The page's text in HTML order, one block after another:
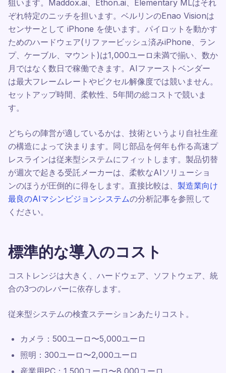
狙います。Maddox.ai、Ethon.ai、Elementary MLはそれ
ぞれ特定のニッチを担います。ベルリンのEnao Visionは
センサーとして iPhone を使います。パイロットを動かす
ためのハードウェア(リファービッシュ済みiPhone、ラン
プ、ケーブル、マウント)は1,000ユーロ未満で揃い、数か
月ではなく数日で稼働できます。AIファーストベンダー
は最大フレームレートやピクセル解像度では競いません。
セットアップ時間、柔軟性、5年間の総コストで競いま
す。
どちらの陣営が適しているかは、技術というより自社生産
の構造によって決まります。同じ部品を何年も作る高速プ
レスラインは従来型システムにフィットします。製品切替
が週次で起きる受託メーカーは、柔軟なAIソリューショ
ンのほうが圧倒的に得をします。直接比較は、 製造業向け
最良のAIマシンビジョンシステムの分析記事を参照して
ください。
標準的な導入のコスト
コストレンジは大きく、ハードウェア、ソフトウェア、統
合の3つのレバーに依存します。
従来型システムの検査ステーションあたりコスト。
カメラ：500ユーロ〜5,000ユーロ
照明：300ユーロ〜2,000ユーロ
産業用PC：1,500ユーロ〜8,000ユーロ